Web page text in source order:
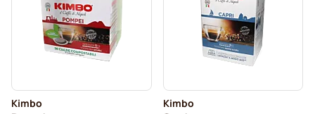
Kimbo
Kimbo